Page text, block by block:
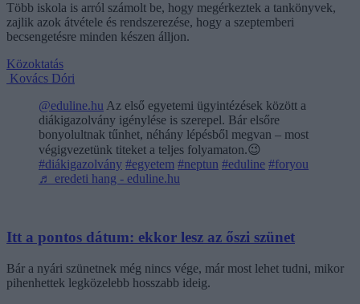
Több iskola is arról számolt be, hogy megérkeztek a tankönyvek,
zajlik azok átvétele és rendszerezése, hogy a szeptemberi
becsengetésre minden készen álljon.
Közoktatás
Kovács Dóri
@eduline.hu Az első egyetemi ügyintézések között a
diákigazolvány igénylése is szerepel. Bár elsőre
bonyolultnak tűnhet, néhány lépésből megvan – most
végigvezetünk titeket a teljes folyamaton.😉
#diákigazolvány #egyetem #neptun #eduline #foryou
♬ eredeti hang - eduline.hu
Itt a pontos dátum: ekkor lesz az őszi szünet
Bár a nyári szünetnek még nincs vége, már most lehet tudni, mikor
pihenhettek legközelebb hosszabb ideig.